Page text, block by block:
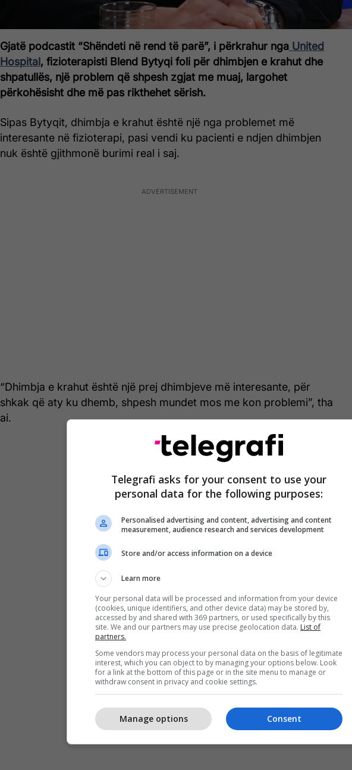
Gjatë podcastit “Shëndeti në rend të parë”, i përkrahur nga United
Hospital , fizioterapisti Blend Bytyqi foli për dhimbjen e krahut dhe
shpatullës, një problem që shpesh zgjat me muaj, largohet
përkohësisht dhe më pas rikthehet sërish.
Sipas Bytyqit, dhimbja e krahut është një nga problemet më
interesante në fizioterapi, pasi vendi ku pacienti e ndjen dhimbjen
nuk është gjithmonë burimi real i saj.
“Dhimbja e krahut është një prej dhimbjeve më interesante, për
shkak që aty ku dhemb, shpesh mundet mos me kon problemi”, tha
ai.
Telegrafi asks for your consent to use your
personal data for the following purposes:
Personalised advertising and content, advertising and content
measurement, audience research and services development
Store and/or access information on a device
Learn more
Your personal data will be processed and information from your device
(cookies, unique identifiers, and other device data) may be stored by,
accessed by and shared with 369 partners, or used specifically by this
site. We and our partners may use precise geolocation data. List of
partners.
Some vendors may process your personal data on the basis of legitimate
interest, which you can object to by managing your options below. Look
for a link at the bottom of this page or in the site menu to manage or
withdraw consent in privacy and cookie settings.
Consent
Manage options